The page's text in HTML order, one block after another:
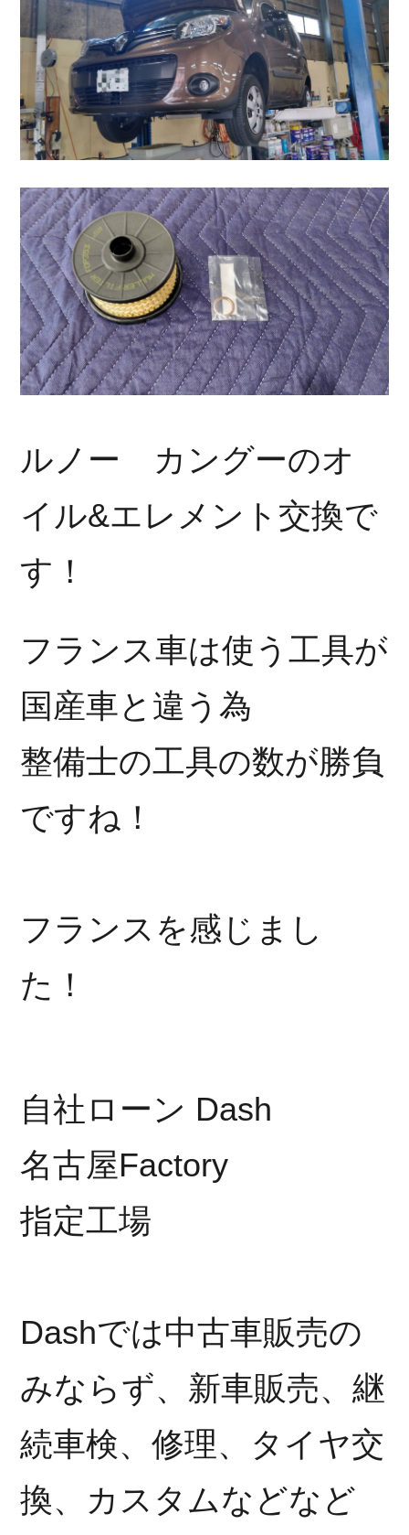
ルノー カングーのオ
イル&エレメント交換で
す！
フランス車は使う工具が
国産車と違う為
整備士の工具の数が勝負
ですね！
フランスを感じまし
た！
自社ローン Dash
名古屋Factory
指定工場
Dashでは中古車販売の
みならず、新車販売、継
続車検、修理、タイヤ交
換、カスタムなどなど